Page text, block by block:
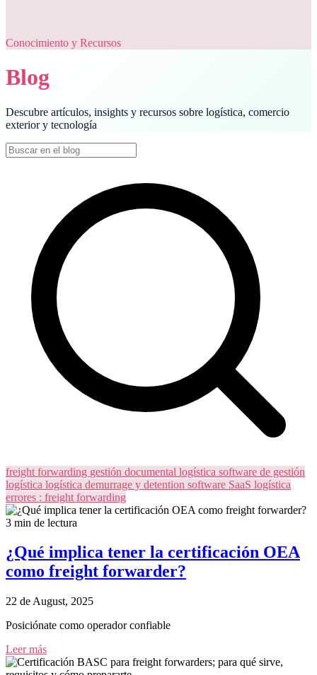
Conocimiento y Recursos
Blog
Descubre artículos, insights y recursos sobre logística, comercio
exterior y tecnología
freight forwarding gestión documental logística software de gestión
logística logística demurrage y detention software SaaS logística
errores : freight forwarding
3 min de lectura
¿Qué implica tener la certificación OEA
como freight forwarder?
22 de August, 2025
Posiciónate como operador confiable
Leer más